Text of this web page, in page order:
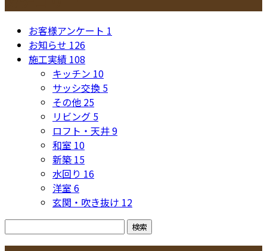
お客様アンケート 1
お知らせ 126
施工実績 108
キッチン 10
サッシ交換 5
その他 25
リビング 5
ロフト・天井9
和室 10
新築 15
水回り 16
洋室 6
玄関・吹き抜け 12